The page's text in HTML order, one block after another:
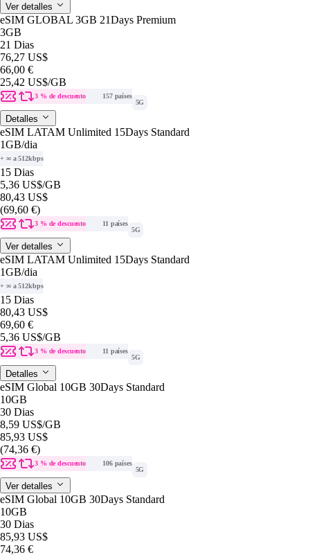
Ver detalles
eSIM GLOBAL 3GB 21Days Premium
3GB
21 Dias
76,27 US$
66,00 €
25,42 US$/GB
3 % de descuento
157 países
5G
Detalles
eSIM LATAM Unlimited 15Days Standard
1GB/dia
+ ∞ a 512kbps
15 Dias
5,36 US$/GB
80,43 US$
(69,60 €)
3 % de descuento
11 países
5G
Ver detalles
eSIM LATAM Unlimited 15Days Standard
1GB/dia
+ ∞ a 512kbps
15 Dias
80,43 US$
69,60 €
5,36 US$/GB
3 % de descuento
11 países
5G
Detalles
eSIM Global 10GB 30Days Standard
10GB
30 Dias
8,59 US$/GB
85,93 US$
(74,36 €)
3 % de descuento
106 países
5G
Ver detalles
eSIM Global 10GB 30Days Standard
10GB
30 Dias
85,93 US$
74,36 €